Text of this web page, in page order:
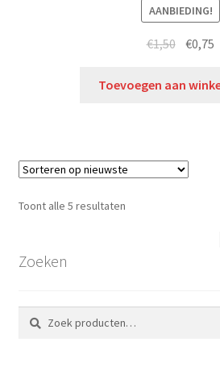
AANBIEDING!
€1,50 €0,75
Toevoegen aan
Toont alle 5 resultaten
Zoeken
Zoeken
naar:
Zoeken